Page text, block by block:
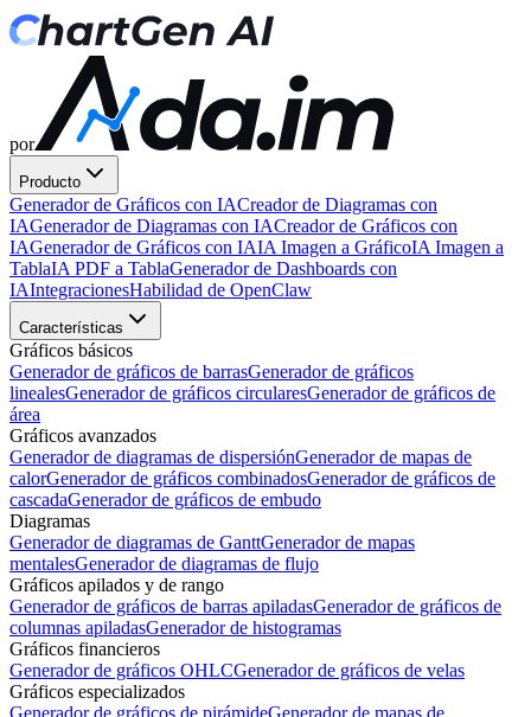
por
Producto
Generador de Gráficos con IACreador de Diagramas con
IAGenerador de Diagramas con IACreador de Gráficos con
IAGenerador de Gráficos con IAIA Imagen a GráficoIA Imagen a
TablaIA PDF a TablaGenerador de Dashboards con
IAIntegracionesHabilidad de OpenClaw
Características
Gráficos básicos
Generador de gráficos de barrasGenerador de gráficos
linealesGenerador de gráficos circularesGenerador de gráficos de
área
Gráficos avanzados
Generador de diagramas de dispersiónGenerador de mapas de
calorGenerador de gráficos combinadosGenerador de gráficos de
cascadaGenerador de gráficos de embudo
Diagramas
Generador de diagramas de GanttGenerador de mapas
mentalesGenerador de diagramas de flujo
Gráficos apilados y de rango
Generador de gráficos de barras apiladasGenerador de gráficos de
columnas apiladasGenerador de histogramas
Gráficos financieros
Generador de gráficos OHLCGenerador de gráficos de velas
Gráficos especializados
Generador de gráficos de pirámideGenerador de mapas de